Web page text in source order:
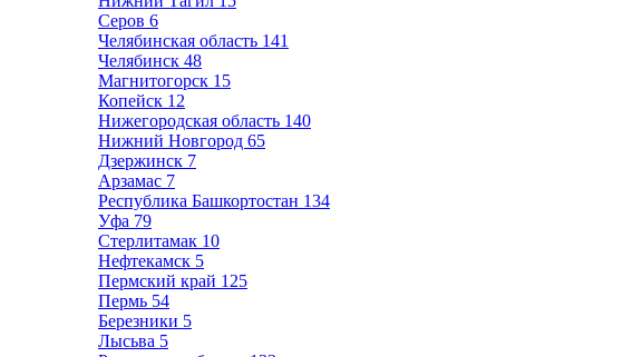
Серов 6
Челябинская область 141
Челябинск 48
Магнитогорск 15
Копейск 12
Нижегородская область 140
Нижний Новгород 65
Дзержинск 7
Арзамас 7
Республика Башкортостан 134
Уфа 79
Стерлитамак 10
Нефтекамск 5
Пермский край 125
Пермь 54
Березники 5
Лысьва 5